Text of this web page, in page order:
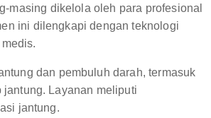
masing dikelola oleh para profesional
ini dilengkapi dengan teknologi
dan pembuluh darah, termasuk
jantung. Layanan meliputi
jantung.